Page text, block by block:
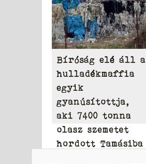
Bíróság elé áll a
hulladékmaffia
egyik
gyanúsítottja,
aki 7400 tonna
olasz szemetet
hordott Tamásiba